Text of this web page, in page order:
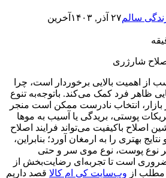
سالم۲۷ آذر, ۱۴۰۳
آخرین
از اهمیت بالایی برخوردار است، چرا
ظاهر فرد کمک می‌کند. باتوجه‌به تنوع
انتخاب نادرست ممکن است منجر
پوستی، بریدگی یا آسیب به موها
اصلاح باکیفیت می‌تواند فرایند اصلاح
بهتری را به ارمغان آورد؛ بنابراین،
نوع پوست، نوع موی سر و حتی
است تا تجربه‌ای رضایت‌بخش از
مطلب از وب‌سایت کی ام کالا قصد داریم